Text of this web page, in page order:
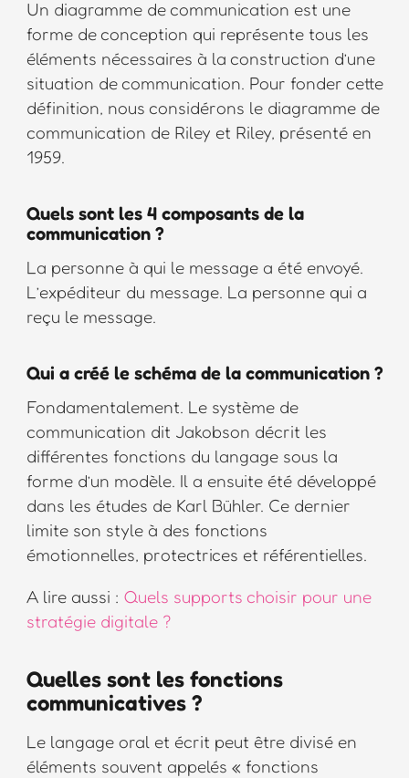
Un diagramme de communication est une
forme de conception qui représente tous les
éléments nécessaires à la construction d’une
situation de communication. Pour fonder cette
définition, nous considérons le diagramme de
communication de Riley et Riley, présenté en
1959.
Quels sont les 4 composants de la
communication ?
La personne à qui le message a été envoyé.
L’expéditeur du message. La personne qui a
reçu le message.
Qui a créé le schéma de la communication ?
Fondamentalement. Le système de
communication dit Jakobson décrit les
différentes fonctions du langage sous la
forme d’un modèle. Il a ensuite été développé
dans les études de Karl Bühler. Ce dernier
limite son style à des fonctions
émotionnelles, protectrices et référentielles.
A lire aussi : Quels supports choisir pour une
stratégie digitale ?
Quelles sont les fonctions
communicatives ?
Le langage oral et écrit peut être divisé en
éléments souvent appelés « fonctions